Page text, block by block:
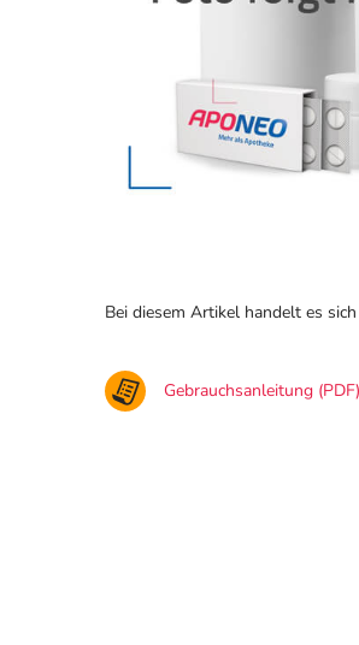
Bei diesem Artikel handelt es
Gebrauchsanleitung (PDF)